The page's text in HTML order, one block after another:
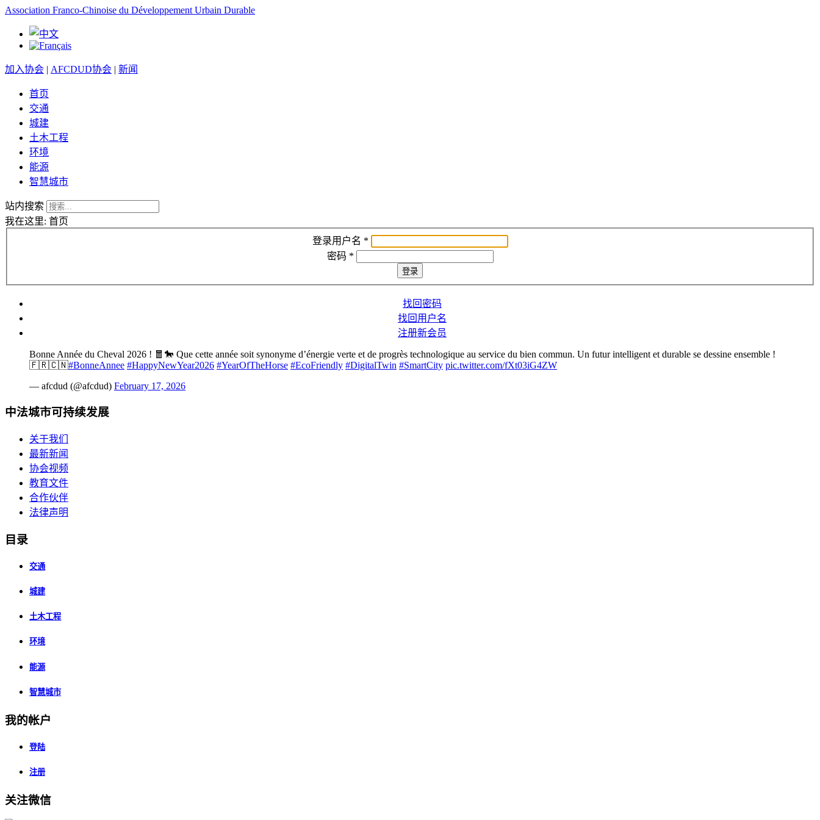
Association Franco-Chinoise du Développement Urbain Durable
加入协会 | AFCDUD协会 | 新闻
首页
交通
城建
土木工程
环境
能源
智慧城市
站内搜索
我在这里: 首页
登录用户名 *
密码 *
登录
找回密码
找回用户名
注册新会员
Bonne Année du Cheval 2026 ! 🧧🐎 Que cette année soit synonyme d’énergie verte et de progrès technologique au service du bien commun. Un futur intelligent et durable se dessine ensemble !
🇫🇷🇨🇳#BonneAnnee #HappyNewYear2026 #YearOfTheHorse #EcoFriendly #DigitalTwin #SmartCity pic.twitter.com/fXt03iG4ZW
— afcdud (@afcdud) February 17, 2026
中法城市可持续发展
关于我们
最新新闻
协会视频
教育文件
合作伙伴
法律声明
目录
交通
城建
土木工程
环境
能源
智慧城市
我的帐户
登陆
注册
关注微信